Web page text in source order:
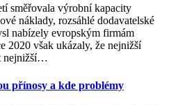
směřovala výrobní kapacity
náklady, rozsáhlé dodavatelské
nabízely evropským firmám
2020 však ukázaly, že nejnižší
nejnižší…
přínosy a kde problémy